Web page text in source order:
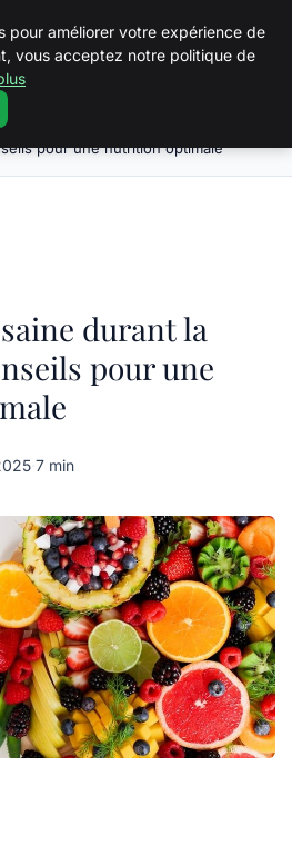
saine durant la grossesse :
pour une nutrition optimale
durant la
pour une
·7 min
pour améliorer votre expérience de
vous acceptez notre politique de